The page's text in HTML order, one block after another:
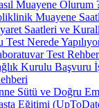
Muayene Olurum
Muayene
Saatleri ve
Test Nerede
Test
Kurulu Başvuru
Sütü ve Doğru
Eğitimi